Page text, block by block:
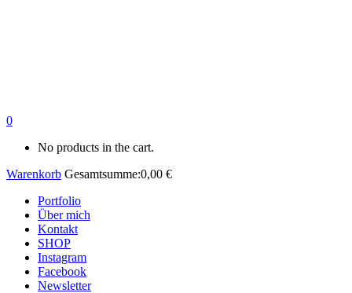
0
No products in the cart.
Warenkorb Gesamtsumme:0,00 €
Portfolio
Über mich
Kontakt
SHOP
Instagram
Facebook
Newsletter